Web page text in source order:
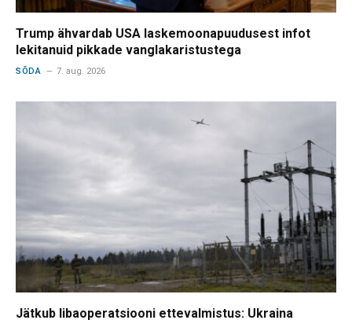
Trump ähvardab USA laskemoonapuudusest infot
lekitanuid pikkade vanglakaristustega
SÕDA 7. aug. 2026
Jätkub libaoperatsiooni ettevalmistus: Ukraina